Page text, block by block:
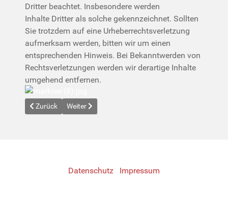
Dritter beachtet. Insbesondere werden
Inhalte Dritter als solche gekennzeichnet. Sollten
Sie trotzdem auf eine Urheberrechtsverletzung
aufmerksam werden, bitten wir um einen
entsprechenden Hinweis. Bei Bekanntwerden von
Rechtsverletzungen werden wir derartige Inhalte
umgehend entfernen.
Previous article: Test
Zurück Next article: Datenschutz
Weiter
Datenschutz Impressum